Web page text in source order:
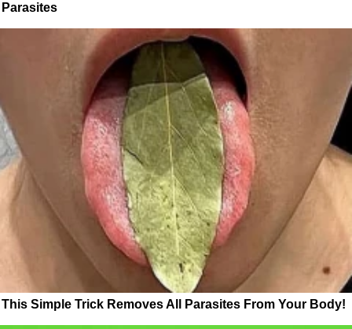
Parasites
This Simple Trick Removes All Parasites From Your Body!